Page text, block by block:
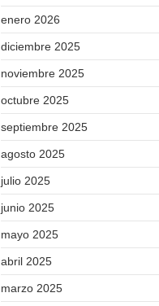
enero 2026
diciembre 2025
noviembre 2025
octubre 2025
septiembre 2025
agosto 2025
julio 2025
junio 2025
mayo 2025
abril 2025
marzo 2025